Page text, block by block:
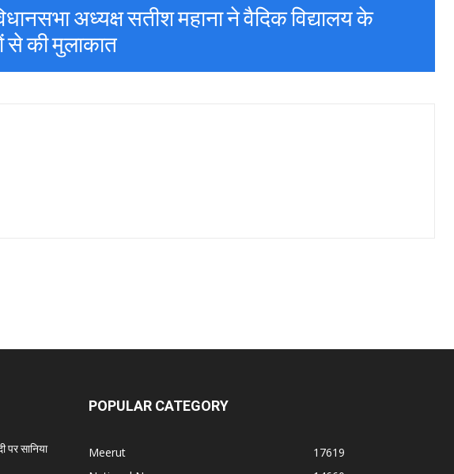
अध्यक्ष सतीश महाना ने वैदिक विद्यालय के
से की मुलाकात
पर सानिया
POPULAR CATEGORY
Meerut
17619